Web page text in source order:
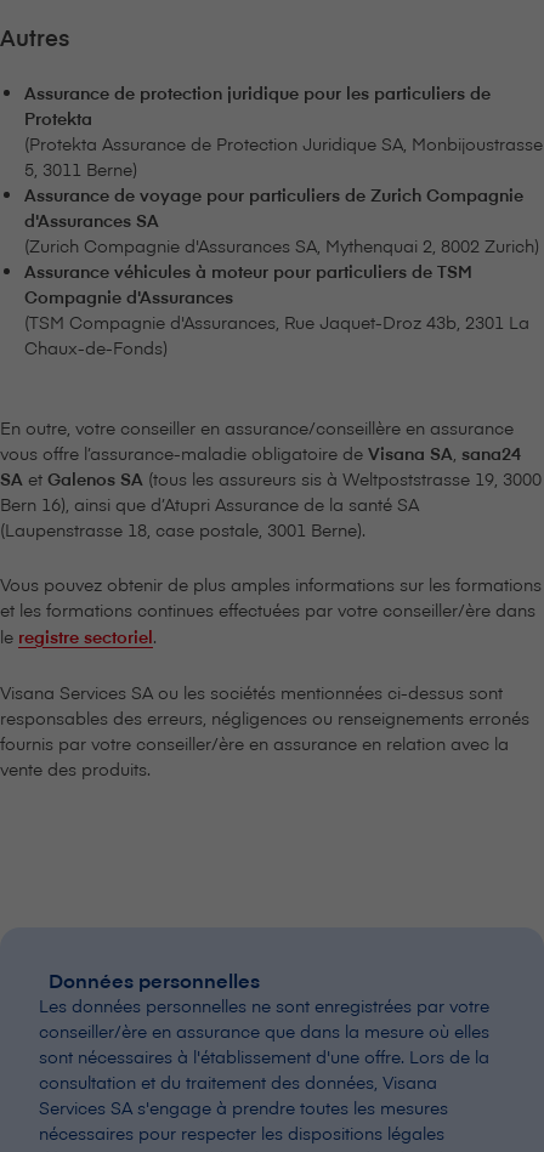
Autres
Assurance de protection juridique pour les particuliers de
Protekta
(Protekta Assurance de Protection Juridique SA, Monbijoustrasse
5, 3011 Berne)
Assurance de voyage pour particuliers de Zurich Compagnie
d'Assurances SA
(Zurich Compagnie d'Assurances SA, Mythenquai 2, 8002 Zurich)
Assurance véhicules à moteur pour particuliers de TSM
Compagnie d'Assurances
(TSM Compagnie d'Assurances, Rue Jaquet-Droz 43b, 2301 La
Chaux-de-Fonds)
En outre, votre conseiller en assurance/conseillère en assurance
vous offre l’assurance-maladie obligatoire de V⁠i⁠s⁠a⁠n⁠a SA, sana24
SA et Galenos SA (tous les assureurs sis à Weltpoststrasse 19, 3000
Bern 16), ainsi que d’Atupri Assurance de la santé SA
(Laupenstrasse 18, case postale, 3001 Berne).
Vous pouvez obtenir de plus amples informations sur les formations
et les formations continues effectuées par votre conseiller/ère dans
le registre sectoriel.
V⁠i⁠s⁠a⁠n⁠a Services SA ou les sociétés mentionnées ci-dessus sont
responsables des erreurs, négligences ou renseignements erronés
fournis par votre conseiller/ère en assurance en relation avec la
vente des produits.
Données personnelles
Les données personnelles ne sont enregistrées par votre
conseiller/ère en assurance que dans la mesure où elles
sont nécessaires à l'établissement d'une offre. Lors de la
consultation et du traitement des données, V⁠i⁠s⁠a⁠n⁠a
Services SA s'engage à prendre toutes les mesures
nécessaires pour respecter les dispositions légales